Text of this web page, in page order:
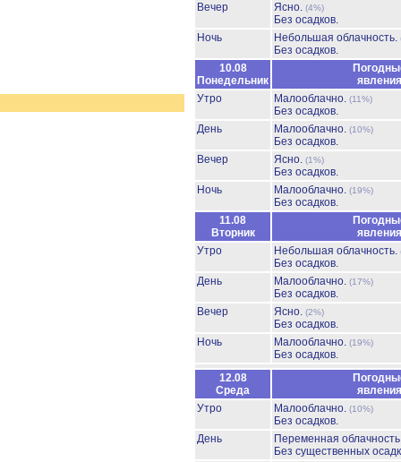
Вечер
Ясно. (4%)
Без осадков.
Ночь
Небольшая облачность.
Без осадков.
10.08
Понедельник
явления
Утро
Малооблачно. (11%)
Без осадков.
День
Малооблачно. (10%)
Без осадков.
Вечер
Ясно. (1%)
Без осадков.
Ночь
Малооблачно. (19%)
Без осадков.
11.08
Вторник
явления
Утро
Небольшая облачность.
Без осадков.
День
Малооблачно. (17%)
Без осадков.
Вечер
Ясно. (2%)
Без осадков.
Ночь
Малооблачно. (19%)
Без осадков.
12.08
Среда
явления
Утро
Малооблачно. (10%)
Без осадков.
День
Переменная
Без существенных